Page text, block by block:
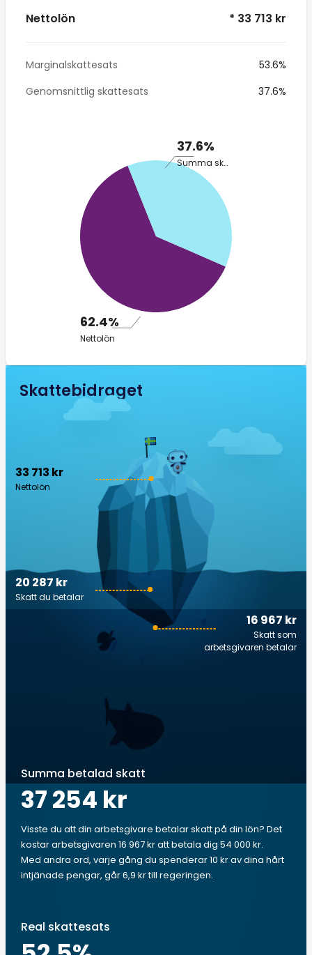
Nettolön * 33 713 kr
Marginalskattesats
53.6%
Genomsnittlig skattesats
37.6%
37.6%
Summa skatt
62.4%
Nettolön
Skattebidraget
33 713 kr
Nettolön
16 967 kr
Skatt som
arbetsgivaren betalar
20 287 kr
Skatt du betalar
Summa betalad skatt
37 254 kr
Visste du att din arbetsgivare betalar skatt på din lön? Det
kostar arbetsgivaren 16 967 kr att betala dig 54 000 kr.
Med andra ord, varje gång du spenderar 10 kr av dina hårt
intjänade pengar, går 6,9 kr till regeringen.
Real skattesats